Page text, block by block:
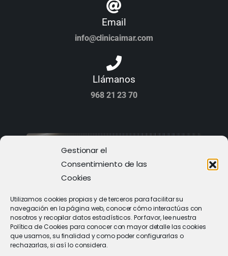
Gestionar el
Consentimiento de las
Cookies
Utilizamos cookies propias y de terceros para facilitar su
navegación en la página web, conocer cómo interactúas con
nosotros y recopilar datos estadísticos. Por favor, lee nuestra
Política de Cookies para conocer con mayor detalle las cookies
que usamos, su finalidad y como poder configurarlas o
rechazarlas, si así lo considera.
Email
info@clinicaimar.com
Llámanos
968 21 23 70
PIDE CITA